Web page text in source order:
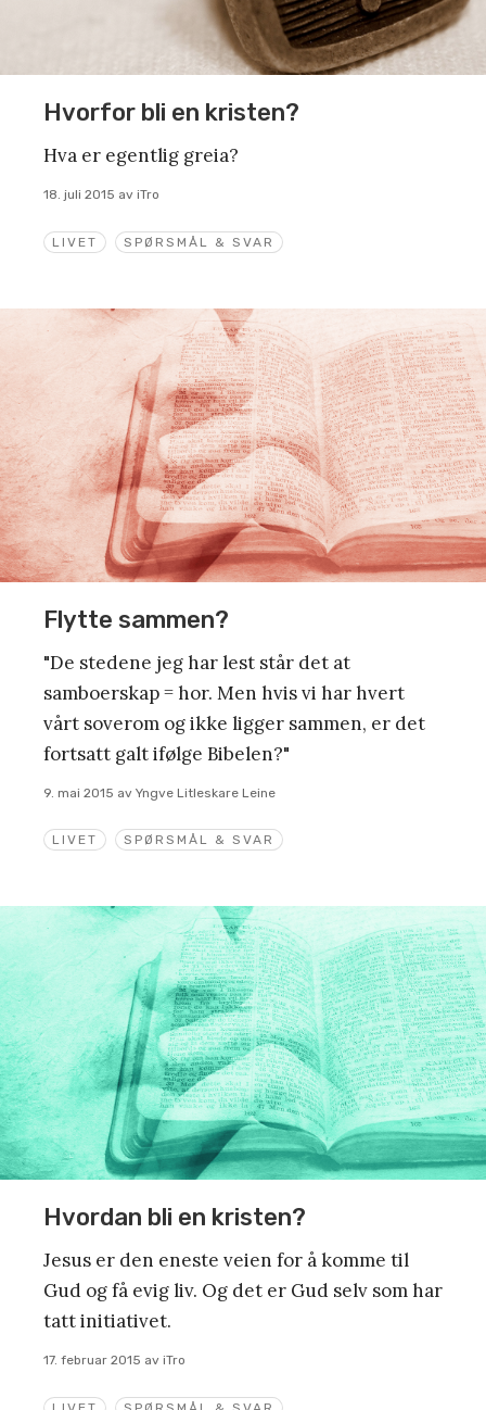
LIVET SPØRSMÅL & SVAR
Hvorfor bli en kristen?
Hva er egentlig greia?
18. juli 2015 av iTro
LIVET SPØRSMÅL & SVAR
Flytte sammen?
"De stedene jeg har lest står det at
samboerskap = hor. Men hvis vi har hvert
vårt soverom og ikke ligger sammen, er det
fortsatt galt ifølge Bibelen?"
9. mai 2015 av Yngve Litleskare Leine
Hvordan bli en kristen?
Jesus er den eneste veien for å komme til
Gud og få evig liv. Og det er Gud selv som har
tatt initiativet.
17. februar 2015 av iTro